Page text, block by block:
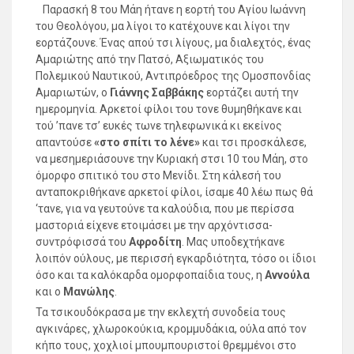
Παρασκή 8 του Μάη ήτανε η εορτή του Αγίου Ιωάννη
του Θεολόγου, μα λίγοι το κατέχουνε και λίγοι την
εορτάζουνε. Ένας απού τσι λίγους, μα διαλεχτός, ένας
Αμαριώτης από την Πατσό, Αξιωματικός του
Πολεμικού Ναυτικού, Αντιπρόεδρος της Ομοσπονδίας
Αμαριωτών, ο Γιάννης Σαββάκηςεορτάζει αυτή την
ημερομηνία. Αρκετοί φίλοι του τονε θυμηθήκανε και
τού ’πανε τσ’ ευκές τωνε τηλεφωνικά κι εκείνος
απαντούσε«στο σπίτι το λένε»και τσι προσκάλεσε,
να μεσημεριάσουνε την Κυριακή στσι 10 του Μάη, στο
όμορφο σπιτικό του στο Μενίδι. Στη κάλεσή του
ανταποκριθήκανε αρκετοί φίλοι, ίσαμε 40 λέω πως θά
‘τανε, για να γευτούνε τα καλούδια, που με περίσσα
μαστοριά είχενε ετοιμάσει με την αρχόντισσα-
συντρόφισσά του Αφροδίτη . Μας υποδεχτήκανε
λοιπόν ούλους, με περισσή εγκαρδιότητα, τόσο οι ίδιοι
όσο και τα καλόκαρδα ομορφοπαίδια τους, η Αννούλα
και ο Μανώλης
Τα τσικουδόκρασα με την εκλεχτή συνοδεία τους
αγκινάρες, χλωροκούκια, κρομμυδάκια, ούλα από τον
κήπο τους, χοχλιοί μπουμπουριστοί θρεμμένοι στο